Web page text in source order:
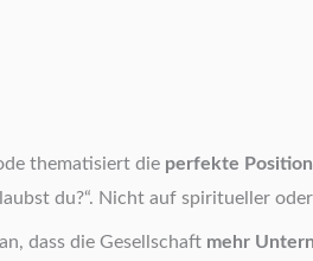
thematisiert die perfekte
du?“. Nicht auf spiritueller
dass die Gesellschaft mehr